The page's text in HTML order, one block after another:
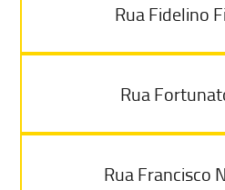
Rua Fidelino
Rua
Rua Francisco